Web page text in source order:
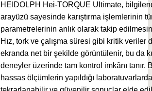
HEIDOLPH Hei-TORQUE Ultimate,
arayüzü sayesinde karıştırma işlemlerinin
parametrelerinin anlık olarak takip
Hız, tork ve çalışma süresi gibi kritik veriler
ekranda net bir şekilde görüntülenir, bu da
deneyler üzerinde tam kontrol imkânı tanır.
hassas ölçümlerin yapıldığı laboratuvarlarda